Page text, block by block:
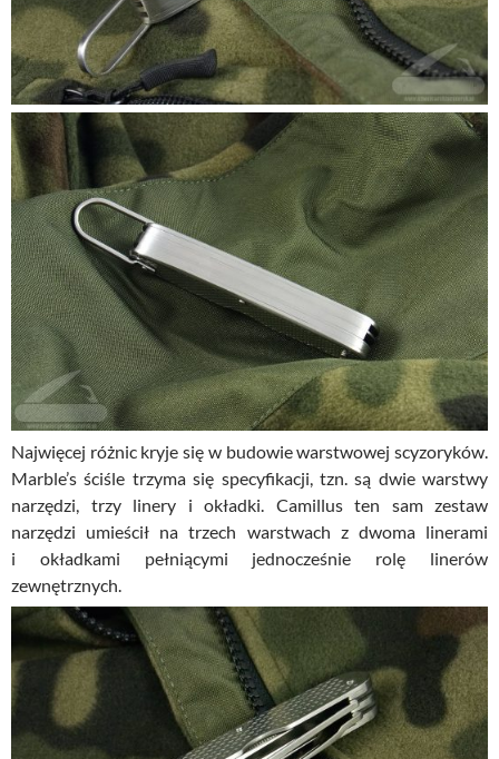
Najwięcej różnic kryje się w budowie warstwowej scyzoryków.
Marble’s ściśle trzyma się specyfikacji, tzn. są dwie warstwy
narzędzi, trzy linery i okładki. Camillus ten sam zestaw
narzędzi umieścił na trzech warstwach z dwoma linerami
i okładkami pełniącymi jednocześnie rolę linerów
zewnętrznych.